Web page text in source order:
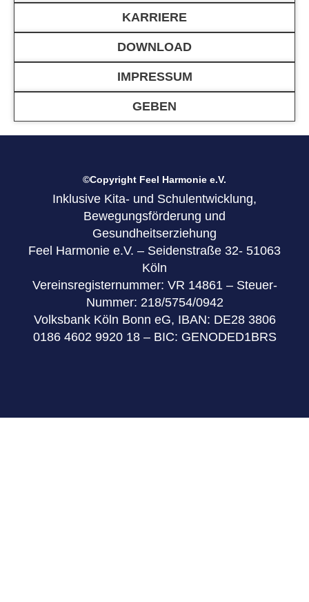
KARRIERE
DOWNLOAD
IMPRESSUM
GEBEN
©Copyright Feel Harmonie e.V.
Inklusive Kita- und Schulentwicklung,
Bewegungsförderung und
Gesundheitserziehung
Feel Harmonie e.V. – Seidenstraße 32- 51063
Köln
Vereinsregisternummer: VR 14861 – Steuer-
Nummer: 218/5754/0942
Volksbank Köln Bonn eG, IBAN: DE28 3806
0186 4602 9920 18 – BIC: GENODED1BRS